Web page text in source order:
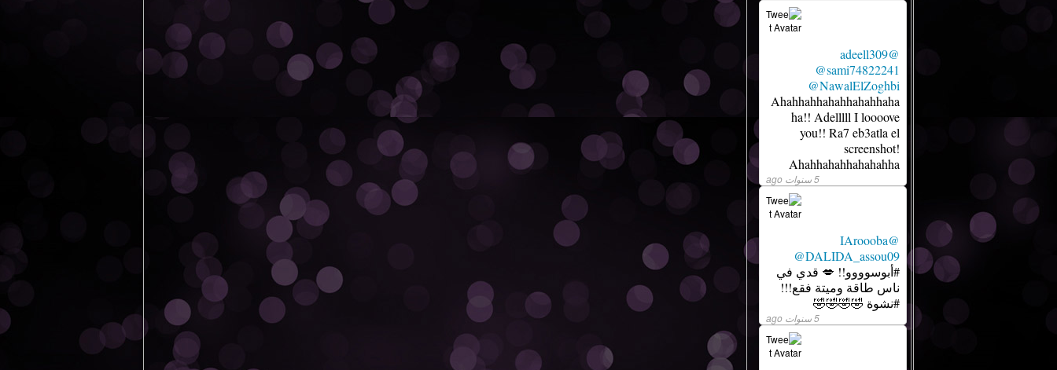
@adeell309
@sami74822241
@NawalElZoghbi
Ahahhahhahahhahahhaha
ha!! Adelllll I loooove
you!! Ra7 eb3atla el
screenshot!
Ahahhahahhahahahha
5 سنوات ago
@IAroooba
@DALIDA_assou09
#أبوسوووو!! 💋 قدي في
ناس طاقة وميتة فقع!!!
#نشوة 🤣🤣🤣🤣
5 سنوات ago